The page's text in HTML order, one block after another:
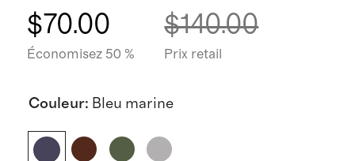
$70.00
Économisez 50 %
$140.00
Prix retail
Couleur: Bleu marine